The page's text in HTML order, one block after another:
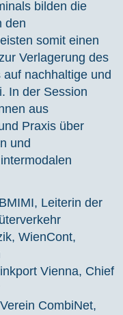
bilden die
den
somit einen
Verlagerung des
nachhaltige und
In der Session
aus
Praxis über
und
Leiterin der
WienCont,
Vienna, Chief
Verein CombiNet,